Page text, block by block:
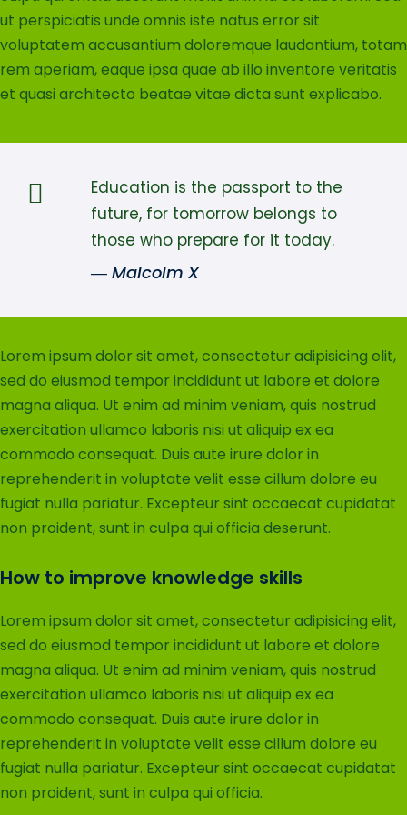
ut perspiciatis unde omnis iste natus error sit
voluptatem accusantium doloremque laudantium, totam
rem aperiam, eaque ipsa quae ab illo inventore veritatis
et quasi architecto beatae vitae dicta sunt explicabo.
Education is the passport to the
future, for tomorrow belongs to
those who prepare for it today.
― Malcolm X
Lorem ipsum dolor sit amet, consectetur adipisicing elit,
sed do eiusmod tempor incididunt ut labore et dolore
magna aliqua. Ut enim ad minim veniam, quis nostrud
exercitation ullamco laboris nisi ut aliquip ex ea
commodo consequat. Duis aute irure dolor in
reprehenderit in voluptate velit esse cillum dolore eu
fugiat nulla pariatur. Excepteur sint occaecat cupidatat
non proident, sunt in culpa qui officia deserunt.
How to improve knowledge skills
Lorem ipsum dolor sit amet, consectetur adipisicing elit,
sed do eiusmod tempor incididunt ut labore et dolore
magna aliqua. Ut enim ad minim veniam, quis nostrud
exercitation ullamco laboris nisi ut aliquip ex ea
commodo consequat. Duis aute irure dolor in
reprehenderit in voluptate velit esse cillum dolore eu
fugiat nulla pariatur. Excepteur sint occaecat cupidatat
non proident, sunt in culpa qui officia.